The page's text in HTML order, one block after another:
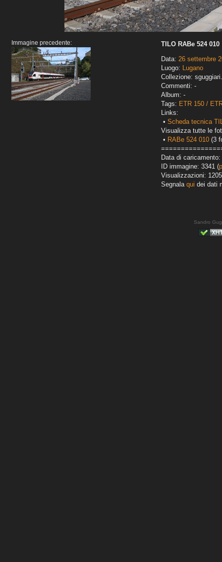
Immagine precedente:
TILO RABe 524 010
Data: 26 settembre
Luogo: Lugano
Collezione:
Commenti: -
Album: -
Tags: ETR 150 /
Links:
• Scheda tecnica
Visualizza tutte le
• RABe 524 010 (3
Data di
ID immagine: 3341 (
Visualizzazioni: 1205
Segnala qui dei dati
Sandro